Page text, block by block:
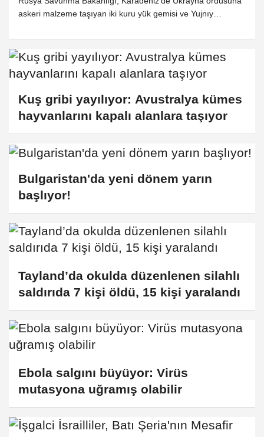
depoları vuruldu
askeri malzeme taşıyan iki kuru yük gemisi ve Yujnıy
silahlar ve İHA’larla hedef alındığını duyurdu.
Kuş gribi yayılıyor: Avustralya kümes
hayvanlarını kapalı alanlara taşıyor
Bulgaristan'da yeni dönem yarın
başlıyor!
Tayland’da okulda düzenlenen silahlı
saldırıda 7 kişi öldü, 15 kişi yaralandı
Ebola salgını büyüyor: Virüs
mutasyona uğramış olabilir